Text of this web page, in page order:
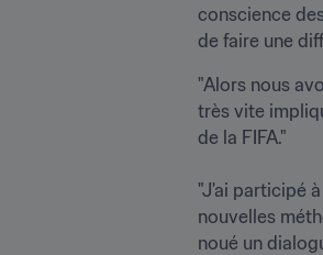
conscience
de faire une
"Alors nous
très vite
de la FIFA."
"J'ai participé
nouvelles
noué un